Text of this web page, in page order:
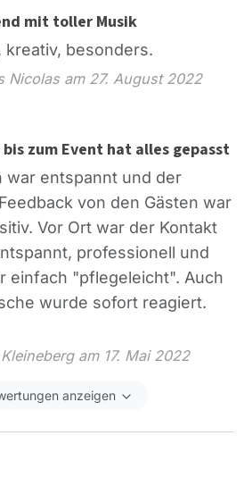
mit toller Musik
kreativ, besonders.
Nicolas am 27. August 2022
zum Event hat alles gepasst
war entspannt und der
von den Gästen war
Vor Ort war der Kontakt
professionell und
einfach "pflegeleicht". Auch
wurde sofort reagiert.
am 17. Mai 2022
anzeigen